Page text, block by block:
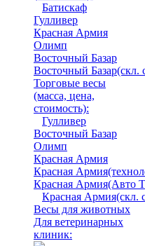
Батискаф
Гулливер
Красная Армия
Олимп
Восточный Базар
Восточный Базар(скл.
Торговые весы
(масса, цена,
стоимость):
Гулливер
Восточный Базар
Олимп
Красная Армия
Красная
Красная Армия(Авто
Красная Армия(скл.
Весы для животных
Для ветеринарных
клиник: